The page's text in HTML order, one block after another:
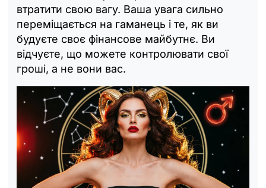
втратити свою вагу. Ваша увага сильно
переміщається на гаманець і те, як ви
будуєте своє фінансове майбутнє. Ви
відчуєте, що можете контролювати свої
гроші, а не вони вас.